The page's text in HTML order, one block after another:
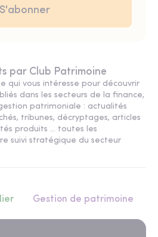
par Club Patrimoine
qui vous intéresse pour découvrir
dans les secteurs de la finance,
patrimoniale : actualités
tribunes, décryptages, articles
produits ... toutes les
suivi stratégique du secteur
Gestion de patrimoine